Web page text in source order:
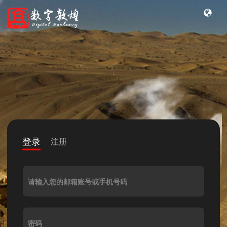
登录 注册
请输入您的邮箱账号或手机号码
密码